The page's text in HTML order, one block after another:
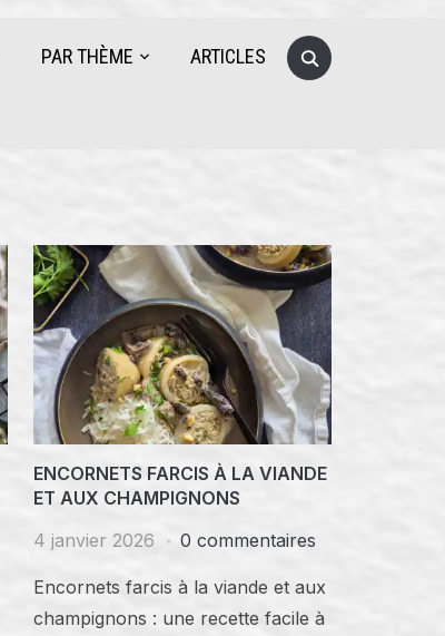
Search
for:
PAR THÈME ARTICLES
ENCORNETS FARCIS À LA VIANDE
ET AUX CHAMPIGNONS
4 janvier 2026
0 commentaires
Encornets farcis à la viande et aux
champignons : une recette facile à